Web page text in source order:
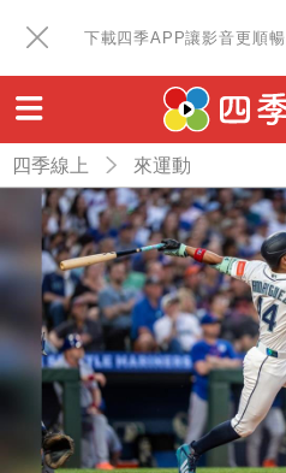
下載四季APP讓影音更順暢
四季線上 來運動